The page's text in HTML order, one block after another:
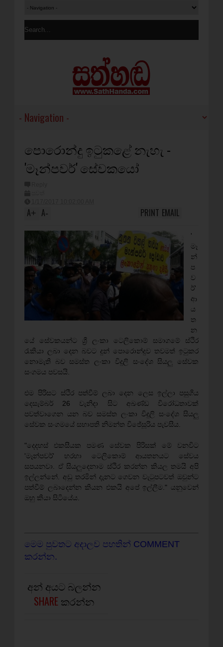
පොරොන්දු ඉටුකළේ නැහැ -
'මෑන්පවර්' සේවකයෝ
A+ A- EMAIL
PRINT
'
මෑ
න්
ප
ව
ර්'
ආ
ය
ත
න
යේ සේවකයන්ට ශ්‍රී ලංකා ටෙලිකොම් සමාගමේ ස්ථිර
රැකියා ලබා දෙන බවට දුන් පොරොන්දුව තවමත් ඉටුකර
නොමැති බව සමස්ත ලංකා විදුලි සංදේශ සියලු සේවක
සංගමය පවසයි.
එම පිරිසට ස්ථිර පත්වීම් ලබා දෙන ලෙස ඉල්ලා පසුගිය
දෙසැම්බර් 26 වැනිදා සිට අඛණ්ඩ විරෝධතාවක්
පවත්වාගෙන යන බව සමස්ත ලංකා විදුලි සංදේශ සියලු
සේවක සංගමයේ සභාපති නිමන්ත විජේසූරිය පැවසීය.
"දෙදහස් එකසීයක පමණ සේවක පිරිසක් මේ වනවිට
'මෑන්පවර්' හරහා ටෙලිකොම් ආයතනයට සේවය
සපයනවා. ඒ සියලුදෙනාම ස්ථිර කරන්න කියල තමයි අපි
ඉල්ලන්නේ. අඩු තරමින් දැනට ගෙවන වැටුපටවත් ඔවුන්ට
පත්වීම් ලබාදෙන්න කියන එකයි අපේ ඉල්ලීම." යනුවෙන්
ඔහු කියා සිටියේය.
මෙම පුවතට අදාලව පහතින් COMMENT
කරන්න.
අන් අයට බලන්න
SHARE කරන්න